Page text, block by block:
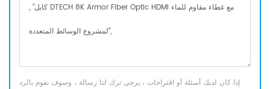
إذا كان لديك أسئلة أو اقتراحات ، يرجى ترك لنا رسالة ، وسوف نقوم بالرد